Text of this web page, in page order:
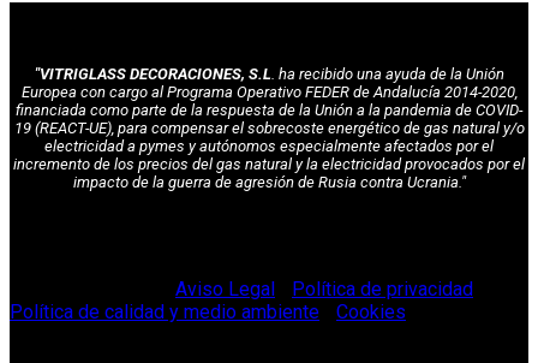
"VITRIGLASS DECORACIONES, S.L. ha recibido una ayuda de la Unión
Europea con cargo al Programa Operativo FEDER de Andalucía 2014-2020,
financiada como parte de la respuesta de la Unión a la pandemia de COVID-
19 (REACT-UE), para compensar el sobrecoste energético de gas natural y/o
electricidad a pymes y autónomos especialmente afectados por el
incremento de los precios del gas natural y la electricidad provocados por el
impacto de la guerra de agresión de Rusia contra Ucrania."
Aviso Legal Política de privacidad
Política de calidad y medio ambiente
Cookies